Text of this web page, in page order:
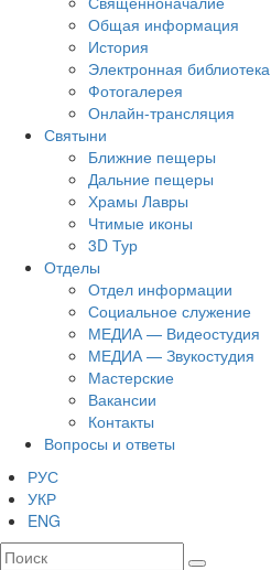
Общая информация
История
Электронная библиотека
Фотогалерея
Онлайн-трансляция
Святыни
Ближние пещеры
Дальние пещеры
Храмы Лавры
Чтимые иконы
3D Тур
Отделы
Отдел информации
Социальное служение
МЕДИА — Видеостудия
МЕДИА — Звукостудия
Мастерские
Вакансии
Контакты
Вопросы и ответы
РУС
УКР
ENG